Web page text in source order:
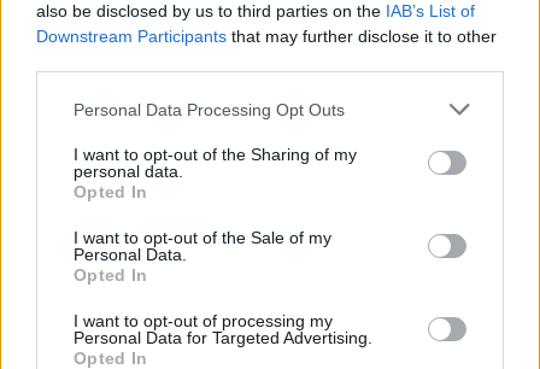
also be disclosed by us to third parties on the IAB’s List of
Downstream Participants that may further disclose it to other
Personal Data Processing Opt Outs
I want to opt-out of the Sharing of my
personal data.
Opted In
I want to opt-out of the Sale of my
Personal Data.
Opted In
I want to opt-out of processing my
Personal Data for Targeted Advertising.
Opted In
Πρωινή